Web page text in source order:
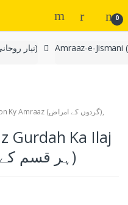
0
Tayyar Ruhani Ilaj (تیار روحانی علاج)
Gurdon Ky Amraaz (گردوں کے امراض),
Gurdah Ka Ilaj
(ہر قسم کے امراض گردہ کا علاج)